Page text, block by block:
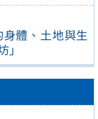
體、土地與生